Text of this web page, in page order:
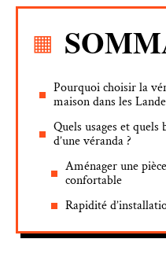
Pourquoi choisir la
maison dans les
Quels usages et quels
d’une véranda ?
Aménager une
confortable
Rapidité